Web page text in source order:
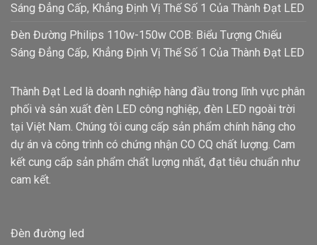
Sáng Đẳng Cấp, Khẳng Định Vị Thế Số 1 Của Thành Đạt LED
Đèn Đường Philips 110w-150w COB: Biểu Tượng Chiếu
Sáng Đẳng Cấp, Khẳng Định Vị Thế Số 1 Của Thành Đạt LED
Thành Đạt Led là doanh nghiệp hàng đầu trong lĩnh vực phân
phối và sản xuất đèn LED công nghiệp, đèn LED ngoài trời
tại Việt Nam. Chúng tôi cung cấp sản phẩm chính hãng cho
dự án và công trình có chứng nhận CO CQ chất lượng. Cam
kết cung cấp sản phẩm chất lượng nhất, đạt tiêu chuẩn như
cam kết.
Đèn đường led